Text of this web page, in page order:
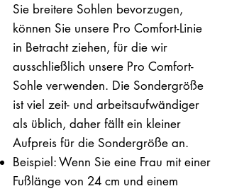
Sie breitere Sohlen bevorzugen,
können Sie unsere Pro Comfort-Linie
in Betracht ziehen, für die wir
ausschließlich unsere Pro Comfort-
Sohle verwenden. Die Sondergröße
ist viel zeit- und arbeitsaufwändiger
als üblich, daher fällt ein kleiner
Aufpreis für die Sondergröße an.
Beispiel: Wenn Sie eine Frau mit einer
Fußlänge von 24 cm und einem